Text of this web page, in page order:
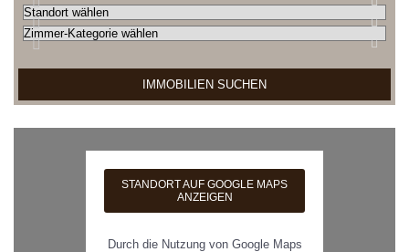
IMMOBILIEN SUCHEN
STANDORT AUF GOOGLE MAPS
ANZEIGEN
Durch die Nutzung von Google Maps